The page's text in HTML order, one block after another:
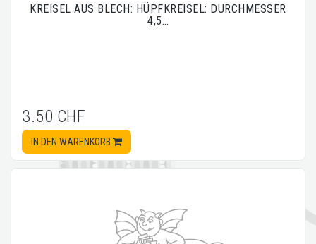
KREISEL AUS BLECH: HÜPFKREISEL: DURCHMESSER
4,5…
3.50 CHF
IN DEN WARENKORB